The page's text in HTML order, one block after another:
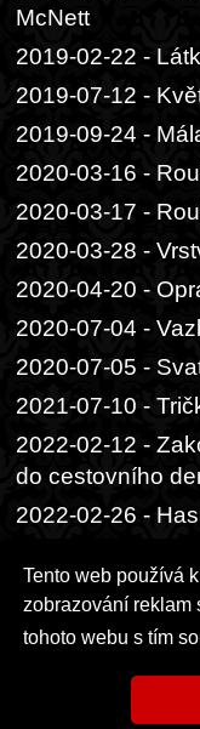
Tento web používá
zobrazování reklam
tohoto webu s tím
McNett
2019-02-22 -
2019-07-12 -
2019-09-24 -
2020-03-16 -
2020-03-17 -
2020-03-28 -
2020-04-20 -
2020-07-04 -
2020-07-05 -
2021-07-10 -
2022-02-12 -
do cestovního
2022-02-26 -
2022-09-03 -
2024-09-11 -
2026-06-14 -